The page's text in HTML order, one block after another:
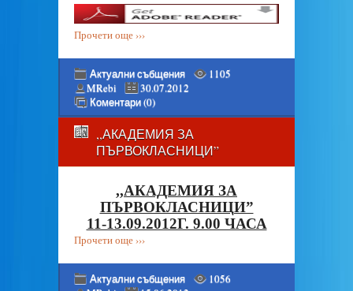
Прочети още ›››
Актуални събщения
1105
MRebi
30.07.2012
Коментари (0)
,,АКАДЕМИЯ ЗА
ПЪРВОКЛАСНИЦИ”
,,АКАДЕМИЯ ЗА
ПЪРВОКЛАСНИЦИ”
11-13.09.2012Г. 9.00 ЧАСА
Прочети още ›››
Актуални събщения
1056